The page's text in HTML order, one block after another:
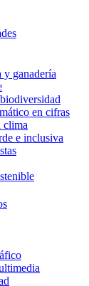
ganadería
en cifras
clima
e inclusiva